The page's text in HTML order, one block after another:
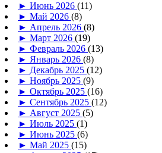
► Июнь 2026 (11)
► Май 2026 (8)
► Апрель 2026 (8)
► Март 2026 (19)
► Февраль 2026 (13)
► Январь 2026 (8)
► Декабрь 2025 (12)
► Ноябрь 2025 (9)
► Октябрь 2025 (16)
► Сентябрь 2025 (12)
► Август 2025 (5)
► Июль 2025 (1)
► Июнь 2025 (6)
► Май 2025 (15)